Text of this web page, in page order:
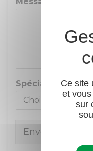
Spécialiste*
Envoyer
Ce site
et
sur